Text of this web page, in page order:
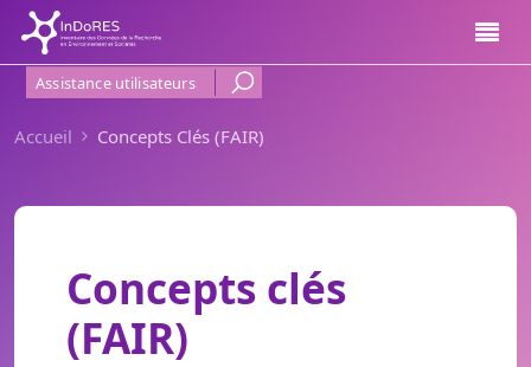
Aller au contenu principal
Menu Haut de page
Assistance utilisateurs
Accueil Concepts Clés (FAIR)
Concepts clés
(FAIR)